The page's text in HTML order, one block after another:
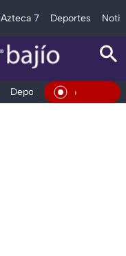
Azteca 7 Deportes
Deportes Espectáculos
En Vivo